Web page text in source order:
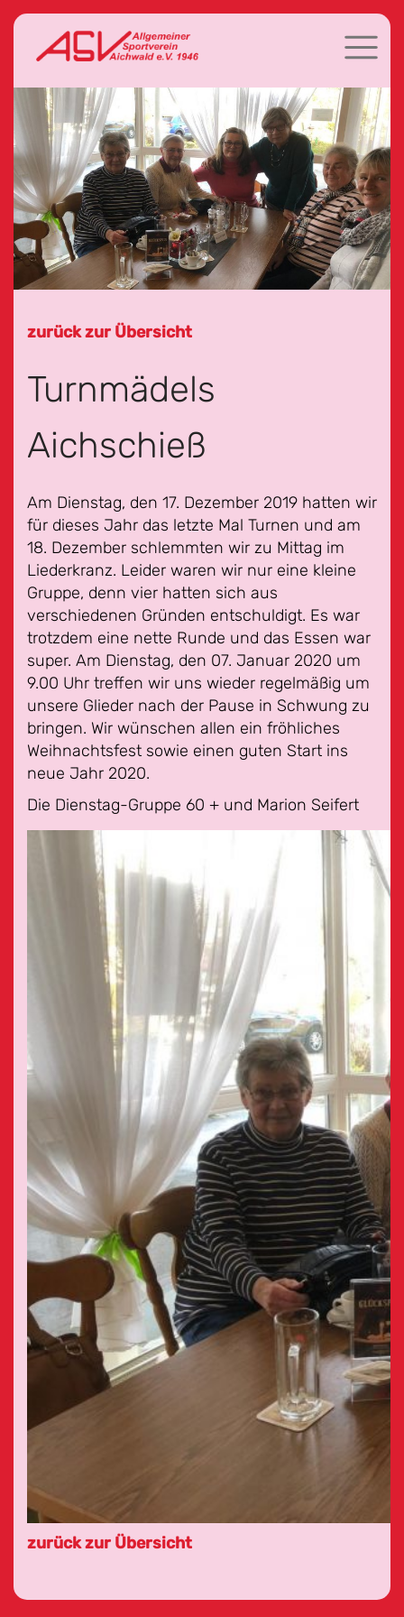
zurück zur Übersicht
Turnmädels
Aichschieß
Am Dienstag, den 17. Dezember 2019 hatten wir
für dieses Jahr das letzte Mal Turnen und am
18. Dezember schlemmten wir zu Mittag im
Liederkranz. Leider waren wir nur eine kleine
Gruppe, denn vier hatten sich aus
verschiedenen Gründen entschuldigt. Es war
trotzdem eine nette Runde und das Essen war
super. Am Dienstag, den 07. Januar 2020 um
9.00 Uhr treffen wir uns wieder regelmäßig um
unsere Glieder nach der Pause in Schwung zu
bringen. Wir wünschen allen ein fröhliches
Weihnachtsfest sowie einen guten Start ins
neue Jahr 2020.
Die Dienstag-Gruppe 60 + und Marion Seifert
zurück zur Übersicht